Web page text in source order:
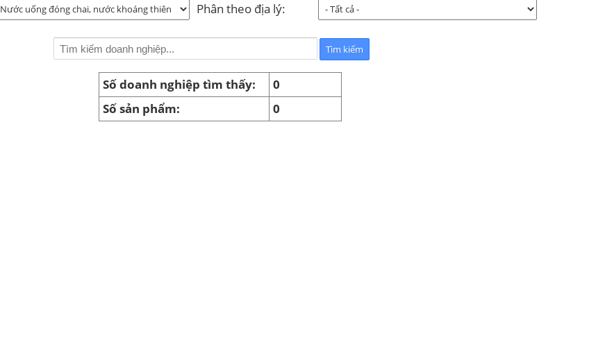
Phân theo địa lý:
Số doanh nghiệp tìm thấy:
0
Số sản phẩm:
0